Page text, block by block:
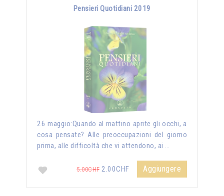
Pensieri Quotidiani 2019
26 maggio:Quando al mattino aprite gli occhi, a
cosa pensate? Alle preoccupazioni del giorno
prima, alle difficoltà che vi attendono, ai …
5.00CHF2.00CHF Aggiungere